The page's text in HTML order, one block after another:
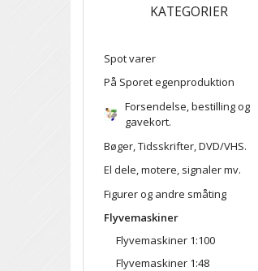
KATEGORIER
Spot varer
På Sporet egenproduktion
Forsendelse, bestilling og
gavekort.
Bøger, Tidsskrifter, DVD/VHS.
El dele, motere, signaler mv.
Figurer og andre småting
Flyvemaskiner
Flyvemaskiner 1:100
Flyvemaskiner 1:48